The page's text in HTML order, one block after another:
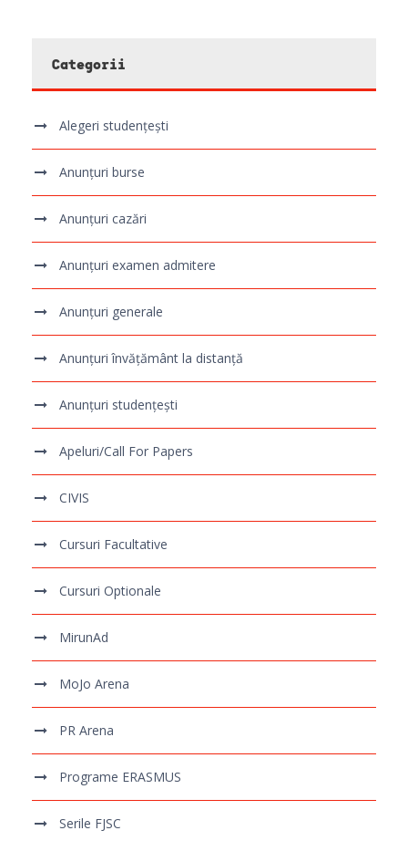
Categorii
Alegeri studențești
Anunțuri burse
Anunțuri cazări
Anunțuri examen admitere
Anunțuri generale
Anunțuri învățământ la distanță
Anunțuri studențești
Apeluri/Call For Papers
CIVIS
Cursuri Facultative
Cursuri Optionale
MirunAd
MoJo Arena
PR Arena
Programe ERASMUS
Serile FJSC